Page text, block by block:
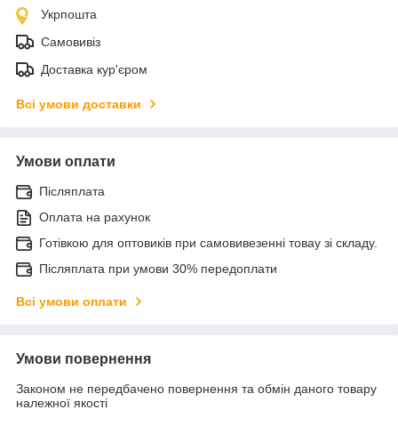
Укрпошта
Самовивіз
Доставка кур'єром
Всі умови доставки
Умови оплати
Післяплата
Оплата на рахунок
Готівкою для оптовиків при самовивезенні товау зі складу.
Післяплата при умови 30% передоплати
Всі умови оплати
Умови повернення
Законом не передбачено повернення та обмін даного товару
належної якості